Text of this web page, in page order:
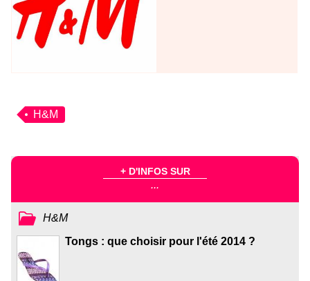
H&M
+ D'INFOS SUR
...
H&M
Tongs : que choisir pour l'été 2014 ?